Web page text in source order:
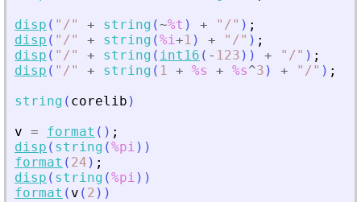
disp ( " / " + string (~%t ) + " / " ) ;
disp ( " / " + string (%i+1 ) + " / " ) ;
disp ( " / " + string ( int16 ( - 123 ) ) + " / " ) ;
disp ( " / " + string ( 1 + %s + %s^3 ) + " / " ) ;
string ( corelib )
v = format ( ) ;
disp ( string (%pi ) )
format ( 24 ) ;
disp ( string (%pi ) )
format ( v ( 2 ) )